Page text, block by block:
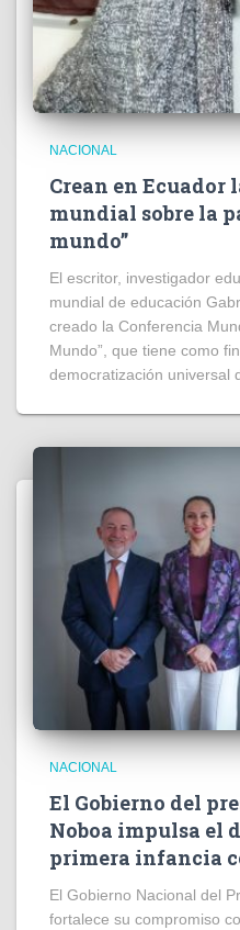
NACIONAL
Crean en Ecuador
mundial sobre la
mundo”
El escritor, investigador
mundial de educación
creado la Conferencia
Mundo”, que tiene como
democratización universal
NACIONAL
El Gobierno del
Noboa impulsa el
primera infancia
El Gobierno Nacional del
fortalece su compromiso